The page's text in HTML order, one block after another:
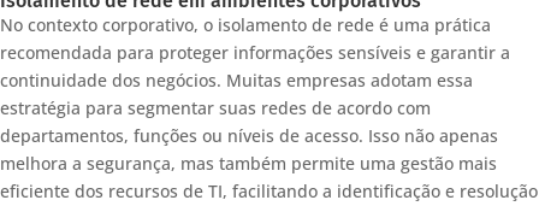
No contexto corporativo, o isolamento de rede é uma prática
recomendada para proteger informações sensíveis e garantir a
continuidade dos negócios. Muitas empresas adotam essa
estratégia para segmentar suas redes de acordo com
departamentos, funções ou níveis de acesso. Isso não apenas
melhora a segurança, mas também permite uma gestão mais
eficiente dos recursos de TI, facilitando a identificação e resolução